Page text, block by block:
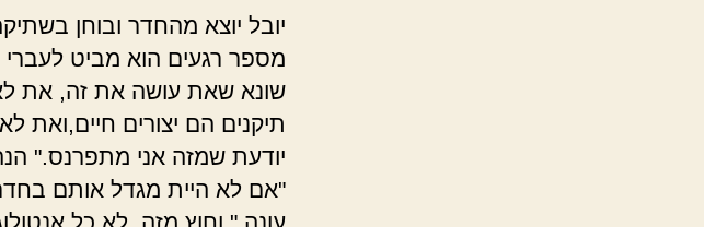
יובל יוצא מהחדר ובוחן
מספר רגעים הוא מביט
שונא שאת עושה את זה, את לא
תיקנים הם יצורים חיים,ואת
יודעת שמזה אני מתפרנס."
"אם לא היית מגדל אותם
עונה " וחוץ מזה, לא כל